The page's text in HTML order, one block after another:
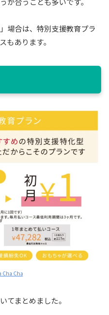
場合は、特別支援教育プラ
もあります。
Cha Cha
てまとめました。